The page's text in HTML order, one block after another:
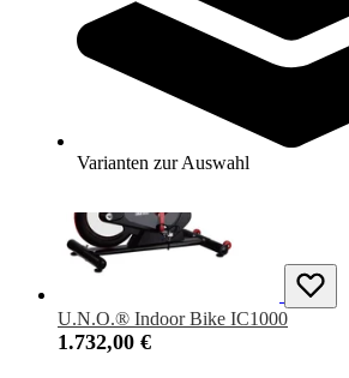
Varianten zur Auswahl
Zum Produkt
Längere Lieferzeit
U.N.O.® Indoor Bike IC1000
1.732,00 €